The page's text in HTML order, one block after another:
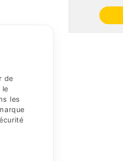
de
le
les